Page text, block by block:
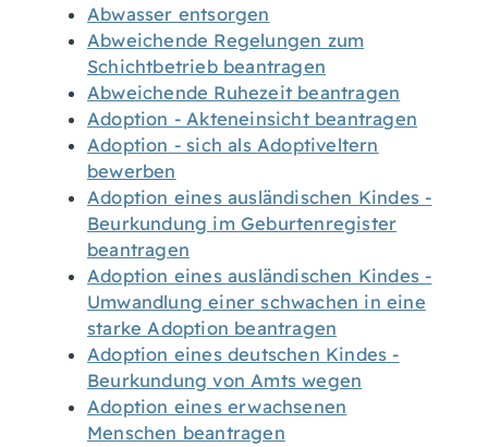
Abwasser entsorgen
Abweichende Regelungen zum
Schichtbetrieb beantragen
Abweichende Ruhezeit beantragen
Adoption - Akteneinsicht beantragen
Adoption - sich als Adoptiveltern
bewerben
Adoption eines ausländischen Kindes -
Beurkundung im Geburtenregister
beantragen
Adoption eines ausländischen Kindes -
Umwandlung einer schwachen in eine
starke Adoption beantragen
Adoption eines deutschen Kindes -
Beurkundung von Amts wegen
Adoption eines erwachsenen
Menschen beantragen